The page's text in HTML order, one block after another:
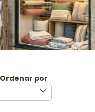
Ordenar por